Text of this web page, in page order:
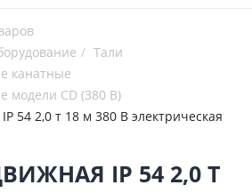
Тали
канатные
модели CD (380 В)
IP 54 2,0 Т